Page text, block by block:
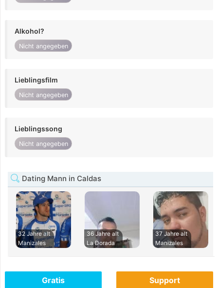
Alkohol?
Nicht angegeben
Lieblingsfilm
Nicht angegeben
Lieblingssong
Nicht angegeben
Dating Mann in Caldas
32 Jahre alt
Manizales
36 Jahre alt
La Dorada
37 Jahre alt
Manizales
Gratis Support